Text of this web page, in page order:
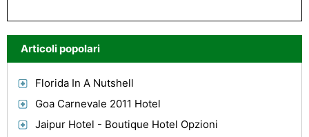
Articoli popolari
Florida In A Nutshell
Goa Carnevale 2011 Hotel
Jaipur Hotel - Boutique Hotel Opzioni